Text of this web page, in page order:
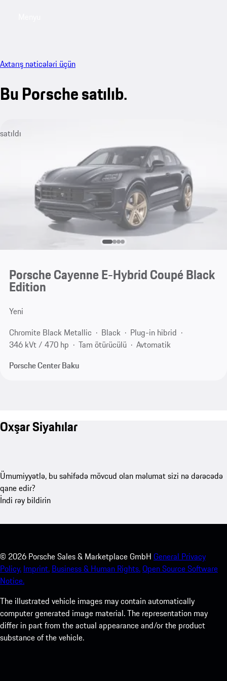
Axtarış nəticələri üçün
Bu Porsche satılıb.
satıldı
Porsche Cayenne E-Hybrid Coupé Black
Edition
Yeni
Chromite Black Metallic
Black
Plug-in hibrid
346 kVt / 470 hp
Tam ötürücülü
Avtomatik
Porsche Center Baku
Oxşar Siyahılar
Ümumiyyətlə, bu səhifədə mövcud olan məlumat sizi nə dərəcədə
qane edir?
İndi rəy bildirin
© 2026 Porsche Sales & Marketplace GmbH General Privacy
Policy. Imprint. Business & Human Rights.Open Source Software
Notice.
The illustrated vehicle images may contain automatically
computer generated image material. The representation may
differ in part from the actual appearance and/or the product
substance of the vehicle.